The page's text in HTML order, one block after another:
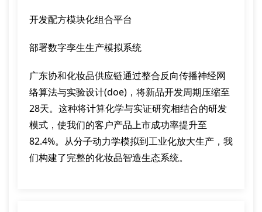
开发配方模块化组合平台
部署数字孪生生产模拟系统
广东协和化妆品供应链通过整合反向传播神经网
络算法与实验设计(doe)，将新品开发周期压缩至
28天。这种将计算化学与实证研究相结合的研发
模式，使我们的客户产品上市成功率提升至
82.4%。从分子动力学模拟到工业化放大生产，我
们构建了完整的化妆品智造生态系统。